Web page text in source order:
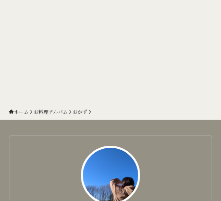
ホーム お料理アルバム おかず